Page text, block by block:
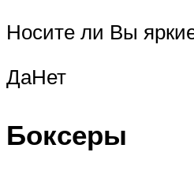
Носите ли Вы
ДаНет
Боксеры